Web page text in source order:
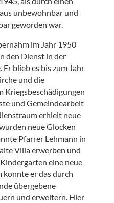
unbewohnbar und
geworden war.
im Jahr 1950
den Dienst in der
blieb es bis zum Jahr
und die
Kriegsbeschädigungen
und Gemeindearbeit
erhielt neue
neue Glocken
Pfarrer Lehmann in
Villa erwerben und
eine neue
konnte er das durch
übergebene
und erweitern. Hier